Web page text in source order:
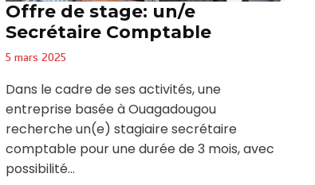
Offre de stage: un/e
Secrétaire Comptable
5 mars 2025
Dans le cadre de ses activités, une
entreprise basée à Ouagadougou
recherche un(e) stagiaire secrétaire
comptable pour une durée de 3 mois, avec
possibilité...